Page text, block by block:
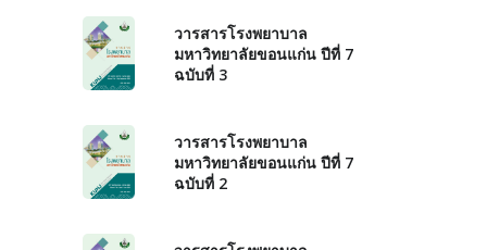
วารสารโรงพยาบาล
มหาวิทยาลัยขอนแก่น ปีที่ 7
ฉบับที่ 3
วารสารโรงพยาบาล
มหาวิทยาลัยขอนแก่น ปีที่ 7
ฉบับที่ 2